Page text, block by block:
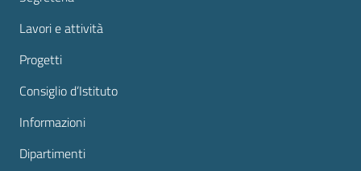
Lavori e attività
Progetti
Consiglio d’Istituto
Informazioni
Dipartimenti